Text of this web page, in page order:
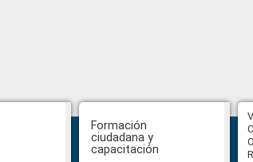
Formación
ciudadana y
capacitación
CPCCS aprueba convocatoria a
Veeduría para designación de la
autoridad de la SOT